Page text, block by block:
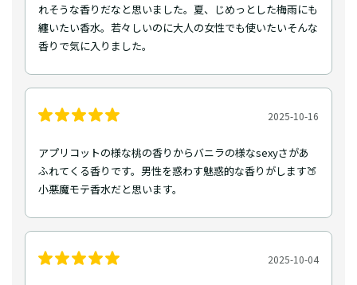
れそうな香りだなと思いました。夏、じめっとした梅雨にも
纏いたい香水。若々しいのに大人の女性でも使いたいそんな
香りで気に入りました。
2025-10-16
アプリコットの様な桃の香りからバニラの様なsexyさがあ
ふれてくる香りです。男性を惑わす魅惑的な香りがします🍑
小悪魔モテ香水だと思います。
2025-10-04